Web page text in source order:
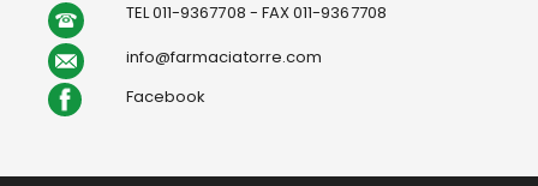
TEL 011-9367708 - FAX 011-9367708
info@farmaciatorre.com
Facebook